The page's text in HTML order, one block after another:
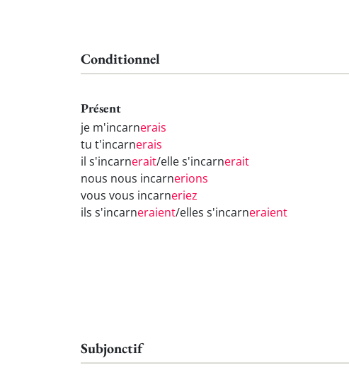
Conditionnel
Présent
je m'incarnerais
tu t'incarnerais
il s'incarnerait/elle s'incarnerait
nous nous incarnerions
vous vous incarneriez
ils s'incarneraient/elles s'incarneraient
Subjonctif